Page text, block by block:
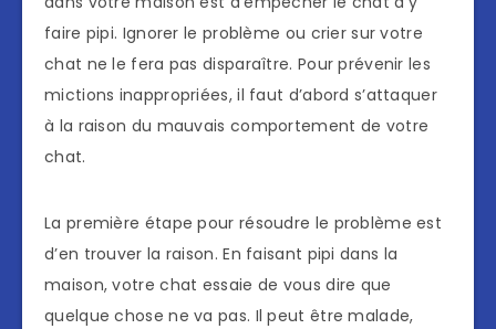
faire pipi. Ignorer le problème ou crier sur votre
chat ne le fera pas disparaître. Pour prévenir les
mictions inappropriées, il faut d’abord s’attaquer
à la raison du mauvais comportement de votre
chat.
La première étape pour résoudre le problème est
d’en trouver la raison. En faisant pipi dans la
maison, votre chat essaie de vous dire que
quelque chose ne va pas. Il peut être malade,